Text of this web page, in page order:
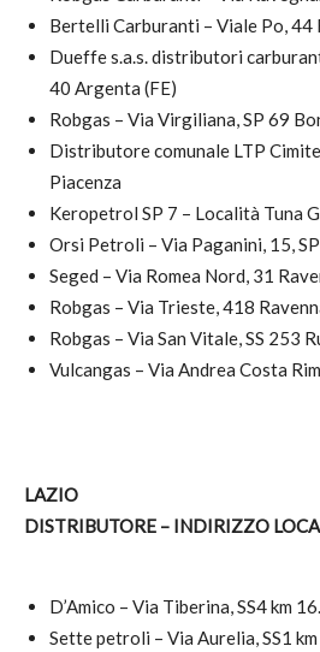
Bertelli Carburanti – Viale Po, 44
Dueffe s.a.s. distributori
40 Argenta (FE)
Robgas – Via Virgiliana, SP 69
Distributore comunale LTP
Piacenza
Keropetrol SP 7 – Località Tuna
Orsi Petroli – Via Paganini, 15,
Seged – Via Romea Nord, 31
Robgas – Via Trieste, 418
Robgas – Via San Vitale, SS 253
Vulcangas – Via Andrea Costa
LAZIO
DISTRIBUTORE – INDIRIZZO
D’Amico – Via Tiberina, SS4 km
Sette petroli – Via Aurelia, SS1